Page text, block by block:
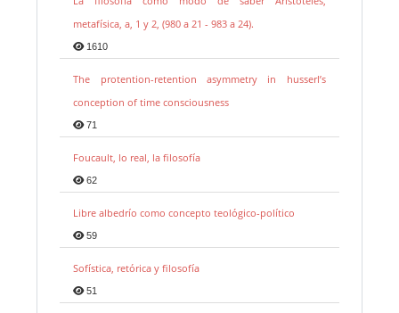
metafísica, a, 1 y 2, (980 a 21 - 983 a 24).
1610
The protention-retention asymmetry in husserl’s
conception of time consciousness
71
Foucault, lo real, la filosofía
62
Libre albedrío como concepto teológico-político
59
Sofística, retórica y filosofía
51